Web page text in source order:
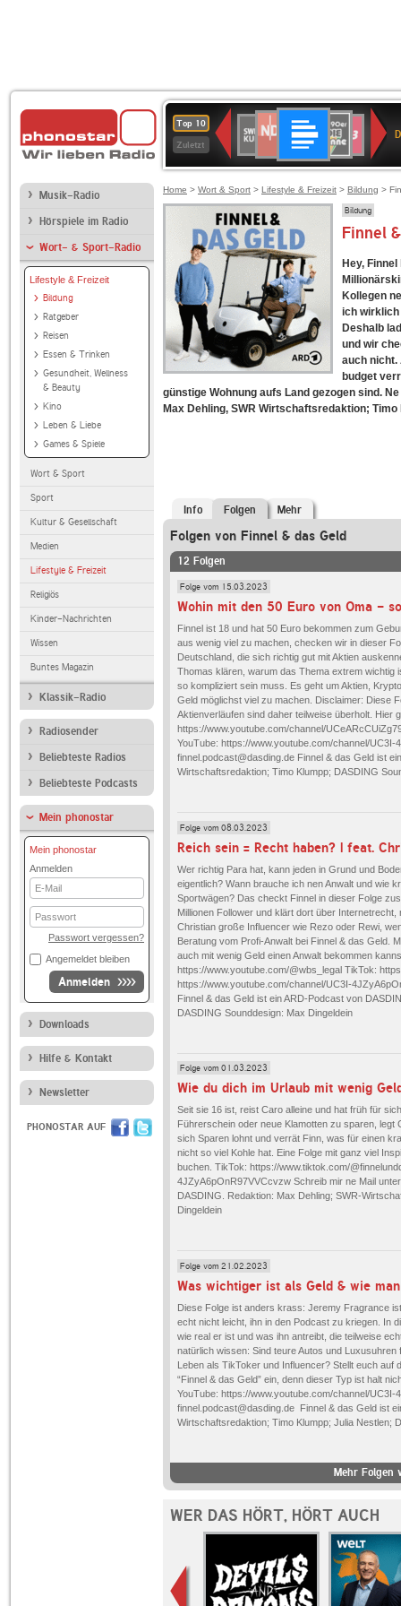
Top 10
Zuletzt
Deutschlandfunk
80er
90er
OLDIE
ANTENNE
SWR3
SWR
Kultur
2
Musik-Radio
Hörspiele im Radio
Wort- & Sport-Radio
Lifestyle & Freizeit
Bildung
Ratgeber
Reisen
Essen & Trinken
Gesundheit, Wellness
& Beauty
Kino
Leben & Liebe
Games & Spiele
Wort & Sport
Sport
Kultur & Gesellschaft
Medien
Lifestyle & Freizeit
Religiös
Kinder-Nachrichten
Wissen
Buntes Magazin
Klassik-Radio
Radiosender
Beliebteste Radios
Beliebteste Podcasts
Mein phonostar
Mein phonostar
Anmelden
E-
Mail
Passwort
Passwort vergessen?
Angemeldet bleiben
Anmelden
Downloads
Hilfe & Kontakt
Newsletter
PHONOSTAR AUF
Home > Wort & Sport > Lifestyle & Freizeit > Bildung >
Bildung
Finnel
Hey,
Kollegen
ich wirklich
Deshalb
und wir
auch nicht.
budget
günstige Wohnung aufs Land gezogen sind.
Max Dehling, SWR Wirtschaftsredaktion;
Info Folgen Mehr
Folgen von Finnel & das Geld
12 Folgen
Folge vom 15.03.2023
Finnel ist 18 und hat 50 Euro bekommen zum
aus wenig viel zu machen, checken wir in dieser
Deutschland, die sich richtig gut mit Aktien
Thomas klären, warum das Thema extrem wichtig
so kompliziert sein muss. Es geht um Aktien,
Geld möglichst viel zu machen. Disclaimer: Diese
Aktienverläufen sind daher teilweise überholt. Hier
https://www.youtube.com/channel/
YouTube: https://www.youtube.com/channel/
finnel.podcast@dasding.de Finnel & das Geld ist
Wirtschaftsredaktion; Timo Klumpp; DASDING
Folge vom 08.03.2023
Reich sein = Recht haben? | feat.
Wer richtig Para hat, kann jeden in Grund und
eigentlich? Wann brauche ich nen Anwalt und wie
Sportwägen? Das checkt Finnel in dieser Folge
Millionen Follower und klärt dort über
Christian große Influencer wie Rezo oder Rewi,
Beratung vom Profi-Anwalt bei Finnel & das Geld.
auch mit wenig Geld einen Anwalt bekommen
https://www.youtube.com/@wbs_legal TikTok:
https://www.youtube.com/channel/UC3I-
Finnel & das Geld ist ein ARD-Podcast von
DASDING Sounddesign: Max Dingeldein
Folge vom 01.03.2023
Seit sie 16 ist, reist Caro alleine und hat früh für
Führerschein oder neue Klamotten zu sparen,
sich Sparen lohnt und verrät Finn, was für einen
nicht so viel Kohle hat. Eine Folge mit ganz viel
buchen. TikTok: https://www.tiktok.com/
4JZyA6pOnR97VVCcvzw Schreib mir ne Mail
DASDING. Redaktion: Max Dehling; SWR-
Dingeldein
Folge vom 21.02.2023
Diese Folge ist anders krass: Jeremy Fragrance
echt nicht leicht, ihn in den Podcast zu kriegen. In
wie real er ist und was ihn antreibt, die teilweise
natürlich wissen: Sind teure Autos und
Leben als TikToker und Influencer? Stellt euch
“Finnel & das Geld” ein, denn dieser Typ ist halt
YouTube: https://www.youtube.com/channel/
finnel.podcast@dasding.de Finnel & das Geld ist
Wirtschaftsredaktion; Timo Klumpp; Julia Nestlen;
Mehr Folgen
WER DAS HÖRT, HÖRT AUCH